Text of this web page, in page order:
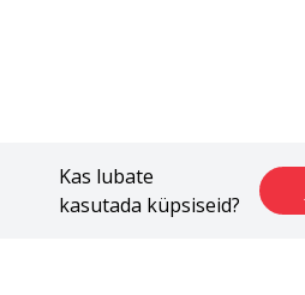
Kas lubate
kasutada küpsiseid?